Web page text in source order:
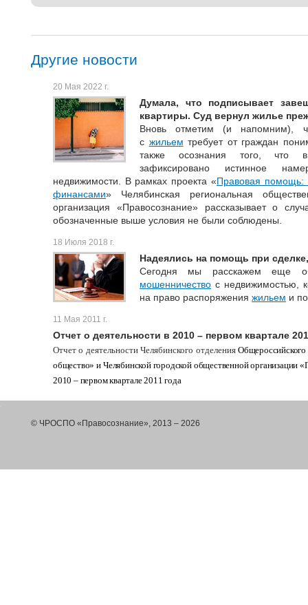
Другие новости
20 Мая 2022 г.
Думала, что подписывает
квартиры. Суд вернул жилье
Вновь отметим (и напомним),
с жильем требует от граждан
также осознания того, что в
зафиксировано истинное
недвижимости. В рамках проекта «Правовая помощь:
финансами» Челябинская региональная
организация «Правосознание» рассказывает о
обозначенные выше условия не были соблюдены.
18 Июля 2018 г.
Надеялись на помощь при
Сегодня мы расскажем еще
мошенничество с недвижимостью,
на право распоряжения жильем и
11 Мая 2011 г.
Отчет о деятельности в 2010 – первом квартале
Отчет о деятельности Челябинского отделения
общество» и Челябинской городской общественной организации
2010 – первом квартале 2011 года
© ЧРОСПО «Правосознание», 2013 – 2026